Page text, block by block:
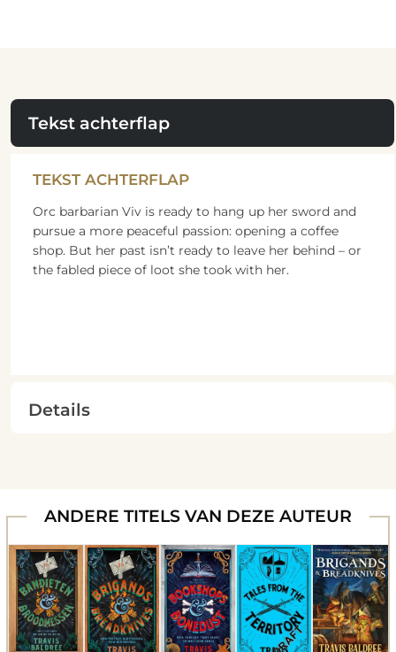
Tekst achterflap
TEKST ACHTERFLAP
Orc barbarian Viv is ready to hang up her sword and
pursue a more peaceful passion: opening a coffee
shop. But her past isn’t ready to leave her behind – or
the fabled piece of loot she took with her.
Details
ANDERE TITELS VAN DEZE AUTEUR